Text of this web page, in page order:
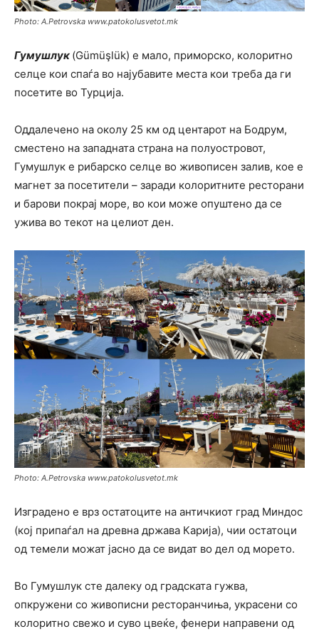
Photo: A.Petrovska www.patokolusvetot.mk
Гумушлук (Gümüşlük) е мало, приморско, колоритно
селце кои спаѓа во најубавите места кои треба да ги
посетите во Турција.
Оддалечено на околу 25 км од центарот на Бодрум,
сместено на западната страна на полуостровот,
Гумушлук е рибарско селце во живописен залив, кое е
магнет за посетители – заради колоритните ресторани
и барови покрај море, во кои може опуштено да се
ужива во текот на целиот ден.
Photo: A.Petrovska www.patokolusvetot.mk
Изградено е врз остатоците на античкиот град Миндос
(кој припаѓал на древна држава Карија), чии остатоци
од темели можат јасно да се видат во дел од морето.
Во Гумушлук сте далеку од градската гужва,
опкружени со живописни ресторанчиња, украсени со
колоритно свежо и суво цвеќе, фенери направени од